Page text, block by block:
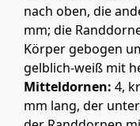
nach oben, die
mm; die
Körper gebogen
gelblich-weiß mit
Mitteldornen: 4,
mm lang, der